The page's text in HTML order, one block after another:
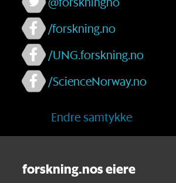
/forskning.no
/UNG.forskning.no
/ScienceNorway.no
Endre samtykke
forskning.nos eiere